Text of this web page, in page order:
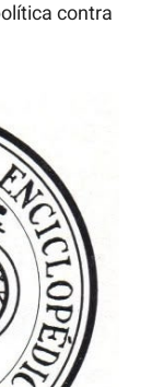
contra